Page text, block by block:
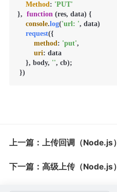
Method: 'PUT'
}, function (res, data) {
console.log('url: ', data)
request({
method: 'put',
uri: data
    }, body,
'', cb);
})
上一篇：上传回调（Node.js）
下一篇：高级上传（Node.js）